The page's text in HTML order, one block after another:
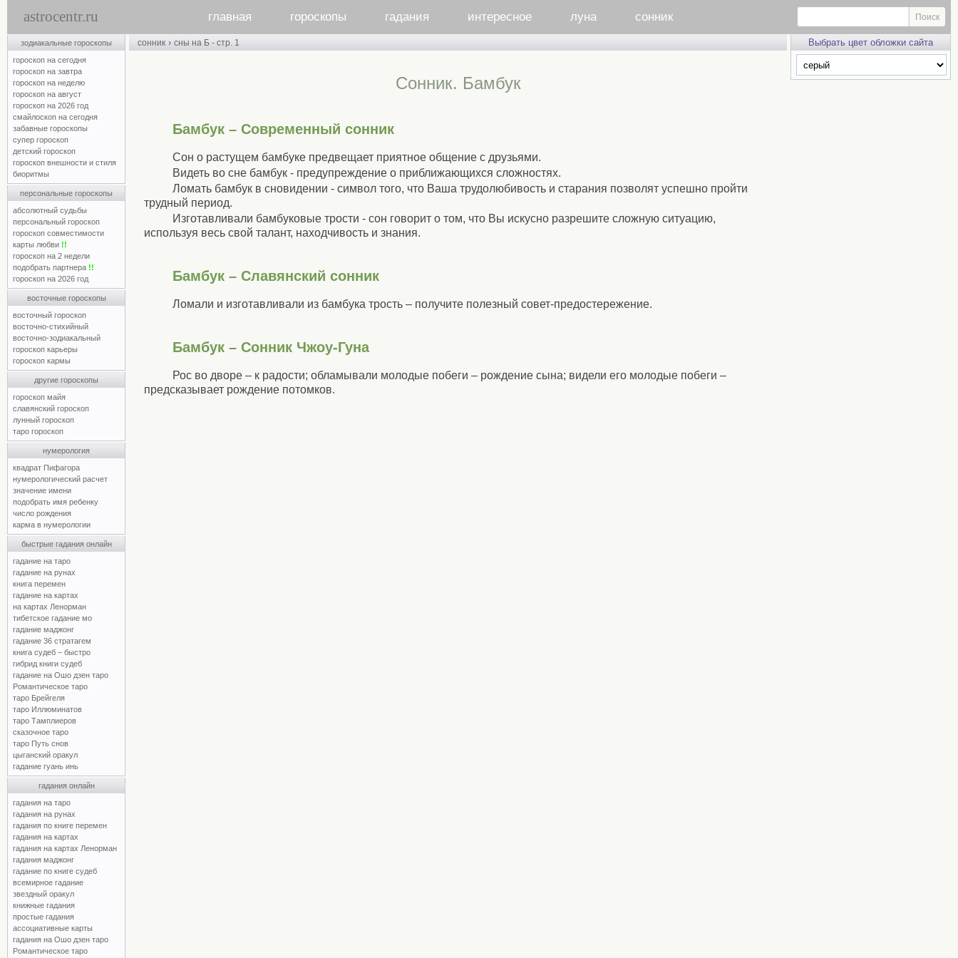
astrocentr.ru главная гороскопы гадания интересное луна сонник
зодиакальные гороскопы
гороскоп на сегодня
гороскоп на завтра
гороскоп на неделю
гороскоп на август
гороскоп на 2026 год
смайлоскоп на сегодня
забавные гороскопы
супер гороскоп
детский гороскоп
гороскоп внешности и стиля
биоритмы
персональные гороскопы
абсолютный судьбы
персональный гороскоп
гороскоп совместимости
карты любви !!
гороскоп на 2 недели
подобрать партнера !!
гороскоп на 2026 год
восточные гороскопы
восточный гороскоп
восточно-стихийный
восточно-зодиакальный
гороскоп карьеры
гороскоп кармы
другие гороскопы
гороскоп майя
славянский гороскоп
лунный гороскоп
таро гороскоп
нумерология
квадрат Пифагора
нумерологический расчет
значение имени
подобрать имя ребенку
число рождения
карма в нумерологии
быстрые гадания онлайн
гадание на таро
гадание на рунах
книга перемен
гадание на картах
на картах Ленорман
тибетское гадание мо
гадание маджонг
гадание 36 стратагем
книга судеб – быстро
гибрид книги судеб
гадание на Ошо дзен таро
Романтическое таро
таро Брейгеля
таро Иллюминатов
таро Тамплиеров
сказочное таро
таро Путь снов
цыганский оракул
гадание гуань инь
гадания онлайн
гадания на таро
гадания на рунах
гадания по книге перемен
гадания на картах
гадания на картах Ленорман
гадания маджонг
гадание по книге судеб
всемирное гадание
звездный оракул
книжные гадания
простые гадания
ассоциативные карты
гадания на Ошо дзен таро
Романтическое таро
сонник › сны на Б - стр. 1
Cонник. Бамбук
Бамбук – Современный сонник
Сон о растущем бамбуке предвещает приятное общение с друзьями.
Видеть во сне бамбук - предупреждение о приближающихся сложностях.
Ломать бамбук в сновидении - символ того, что Ваша трудолюбивость и старания позволят успешно пройти
трудный период.
Изготавливали бамбуковые трости - сон говорит о том, что Вы искусно разрешите сложную ситуацию,
используя весь свой талант, находчивость и знания.
Бамбук – Славянский сонник
Ломали и изготавливали из бамбука трость – получите полезный совет-предостережение.
Бамбук – Сонник Чжоу-Гуна
Рос во дворе – к радости; обламывали молодые побеги – рождение сына; видели его молодые побеги –
предсказывает рождение потомков.
Выбрать цвет обложки сайта